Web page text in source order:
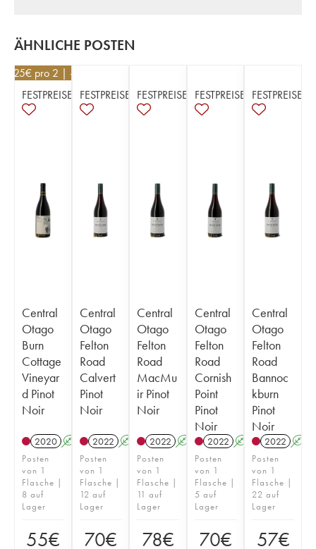
ÄHNLICHE POSTEN
€ pro 2 | -5%
FESTPREISE
Central
Otago
Burn
Cottage
Vineyar
d Pinot
Noir
2020 A
Posten
von 1
Flasche |
8 auf
Lager
55€
FESTPREISE
Central
Otago
Felton
Road
Calvert
Pinot
Noir
2022 A
Posten
von 1
Flasche |
12 auf
Lager
70€
FESTPREISE
Central
Otago
Felton
Road
MacMu
ir Pinot
Noir
2022 A
Posten
von 1
Flasche |
11 auf
Lager
78€
FESTPREISE
Central
Otago
Felton
Road
Cornish
Point
Pinot
Noir
2022 A
Posten
von 1
Flasche |
5 auf
Lager
70€
FESTPREISE
Central
Otago
Felton
Road
Bannoc
kburn
Pinot
Noir
2022 A
Posten
von 1
Flasche |
22 auf
Lager
57€